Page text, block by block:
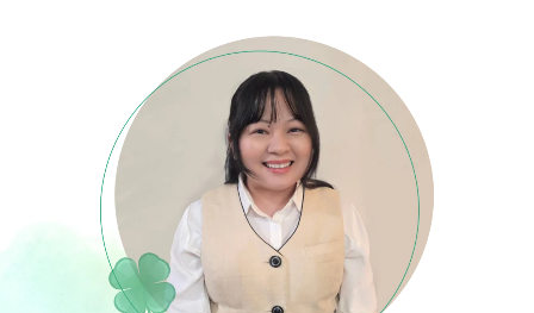
月給 200,000円
固定残業代（12時間分:15,900円）を含む
・大卒（新卒の場合）
月給 200,000円
固定残業代（12時間分:15,900円）を含む
・高卒（新卒の場合）
月給 200,000円
給与の備考 昇給あり（5,000円〜20,000円）